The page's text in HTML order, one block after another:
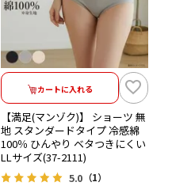
カートに入れる
【満足(マンゾク)】 ショーツ 無
地 スタンダードタイプ 冷感綿
100％ ひんやり ベタつきにくい
LLサイズ(37-2111)
5.0 （1）